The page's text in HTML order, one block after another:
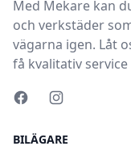
Med Mekare kan
och verkstäder
vägarna igen. Låt
få kvalitativ
BILÄGARE